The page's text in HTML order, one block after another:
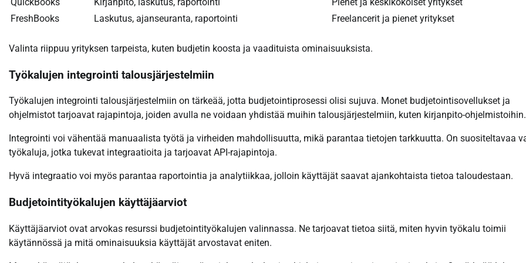
FreshBooks
Laskutus, ajanseuranta, raportointi Freelancerit ja pienet yritykset
Valinta riippuu yrityksen tarpeista, kuten budjetin koosta ja vaadituista ominaisuuksista.
Työkalujen integrointi talousjärjestelmiin
Työkalujen integrointi talousjärjestelmiin on tärkeää, jotta budjetointiprosessi olisi sujuva. Monet budjetointisovellukset ja
ohjelmistot tarjoavat rajapintoja, joiden avulla ne voidaan yhdistää muihin talousjärjestelmiin, kuten kirjanpito-ohjelmistoihin.
Integrointi voi vähentää manuaalista työtä ja virheiden mahdollisuutta, mikä parantaa tietojen tarkkuutta. On suositeltavaa
työkaluja, jotka tukevat integraatioita ja tarjoavat API-rajapintoja.
Hyvä integraatio voi myös parantaa raportointia ja analytiikkaa, jolloin käyttäjät saavat ajankohtaista tietoa taloudestaan.
Budjetointityökalujen käyttäjäarviot
Käyttäjäarviot ovat arvokas resurssi budjetointityökalujen valinnassa. Ne tarjoavat tietoa siitä, miten hyvin työkalu toimii
käytännössä ja mitä ominaisuuksia käyttäjät arvostavat eniten.